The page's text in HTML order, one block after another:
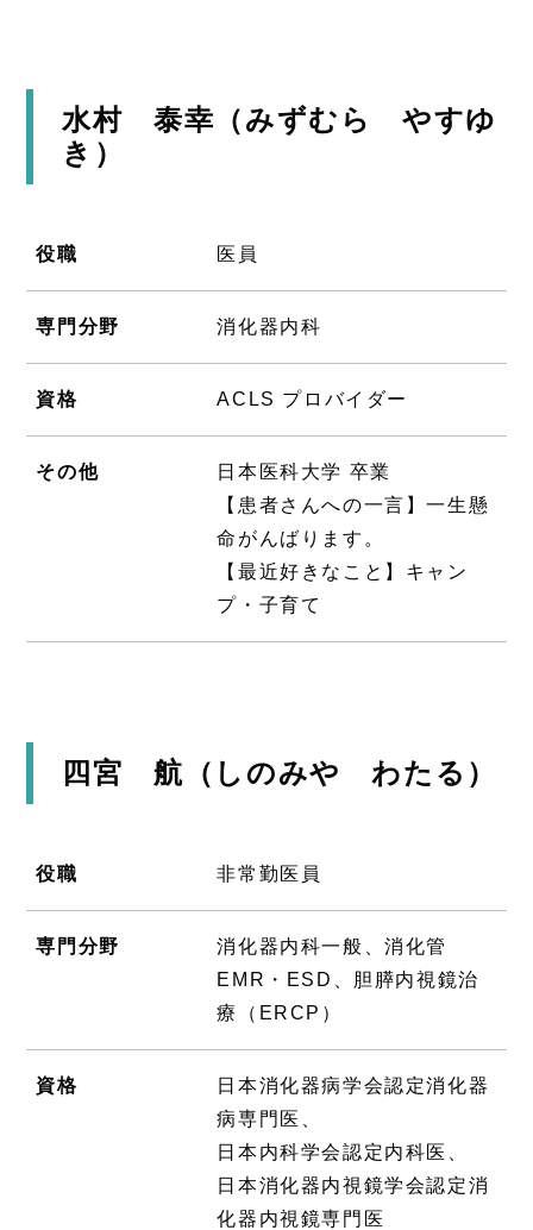
水村 泰幸（みずむら やすゆ
き）
役職 医員
専門分野 消化器内科
資格 ACLS プロバイダー
その他
日本医科大学 卒業
【患者さんへの一言】一生懸
命がんばります。
【最近好きなこと】キャン
プ・子育て
四宮 航（しのみや わたる）
役職 非常勤医員
専門分野
消化器内科一般、消化管
EMR・ESD、胆膵内視鏡治
療（ERCP）
資格
日本消化器病学会認定消化器
病専門医、
日本内科学会認定内科医、
日本消化器内視鏡学会認定消
化器内視鏡専門医